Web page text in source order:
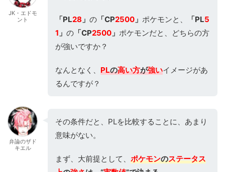
JK・エドモ
ント
「PL28 」 の 「CP2500 」 ポケモンと、 「PL5
1 」 の 「CP2500 」 ポケモンだと、どちらの方
が強いですか？
なんとなく、 PLの高い方が強いイメージがあ
るんですが？
弁論のザド
キエル
その条件だと、PLを比較することに、あまり
意味がない。
まず、大前提として、 ポケモンのステータス